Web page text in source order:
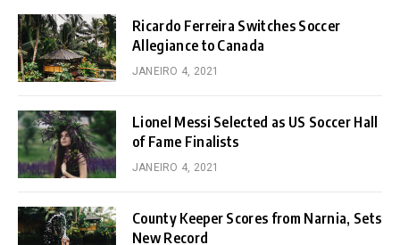
Ricardo Ferreira Switches Soccer
Allegiance to Canada
JANEIRO 4, 2021
Lionel Messi Selected as US Soccer Hall
of Fame Finalists
JANEIRO 4, 2021
County Keeper Scores from Narnia, Sets
New Record